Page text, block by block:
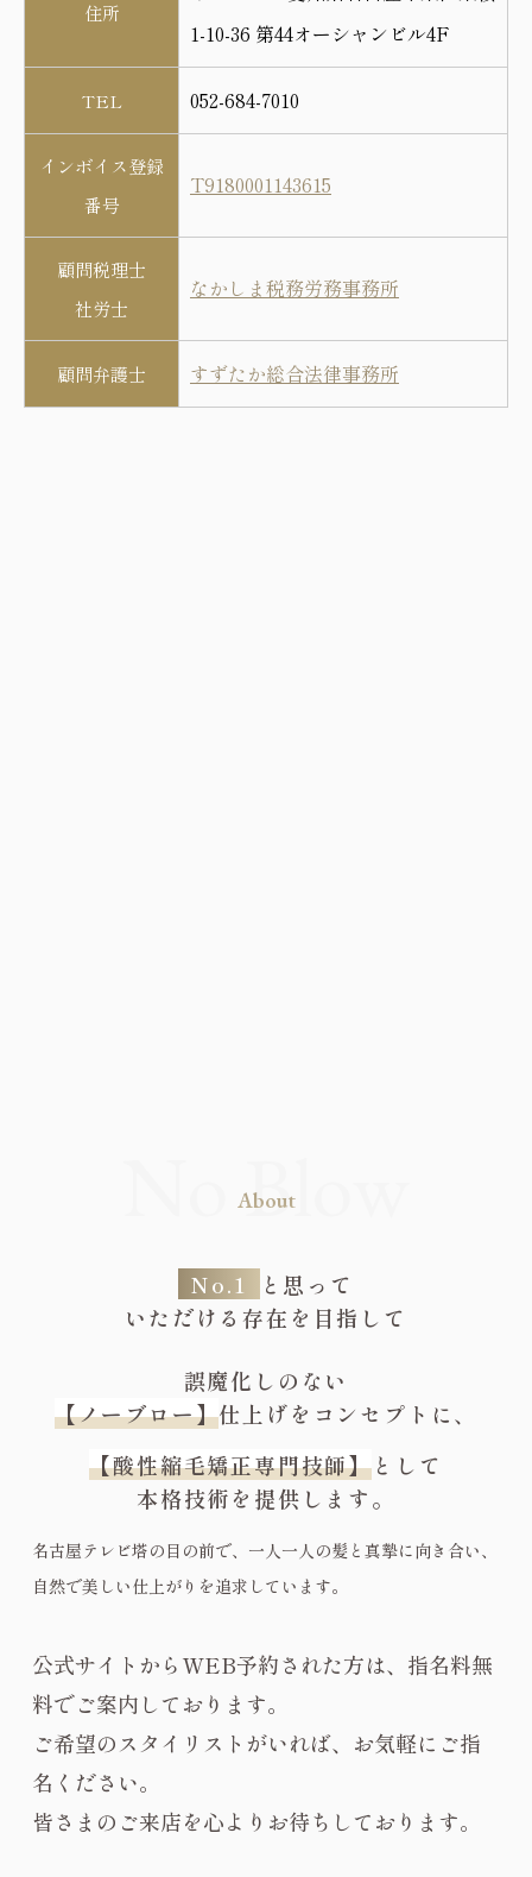
住所
1-10-36 第44オーシャンビル4F
TEL 052-684-7010
インボイス登録
番号
T9180001143615
顧問税理士
社労士
なかしま税務労務事務所
顧問弁護士 すずたか総合法律事務所
About
No.1
と思って
いただける存在を目指して
誤魔化しのない
【ノーブロー】仕上げをコンセプトに、
【酸性縮毛矯正専門技師】として
本格技術を提供します。
名古屋テレビ塔の目の前で、一人一人の髪と真摯に向き合い、
自然で美しい仕上がりを追求しています。
公式サイトからWEB予約された方は、指名料無
料でご案内しております。
ご希望のスタイリストがいれば、お気軽にご指
名ください。
皆さまのご来店を心よりお待ちしております。